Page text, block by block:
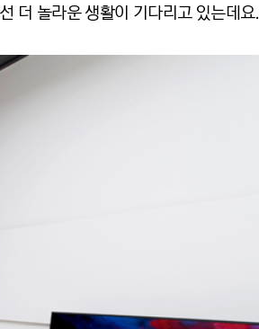
더 놀라운 생활이 기다리고 있는데요.